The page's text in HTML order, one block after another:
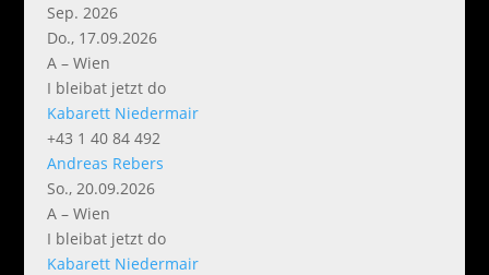
Sep. 2026
Do., 17.09.2026
A – Wien
I bleibat jetzt do
Kabarett Niedermair
+43 1 40 84 492
Andreas Rebers
So., 20.09.2026
A – Wien
I bleibat jetzt do
Kabarett Niedermair